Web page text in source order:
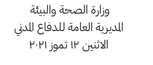
وزارة الصحة والبيئة
المديرية العامة للدفاع المدني
الاثنين ١٢ تموز ٢٠٢١